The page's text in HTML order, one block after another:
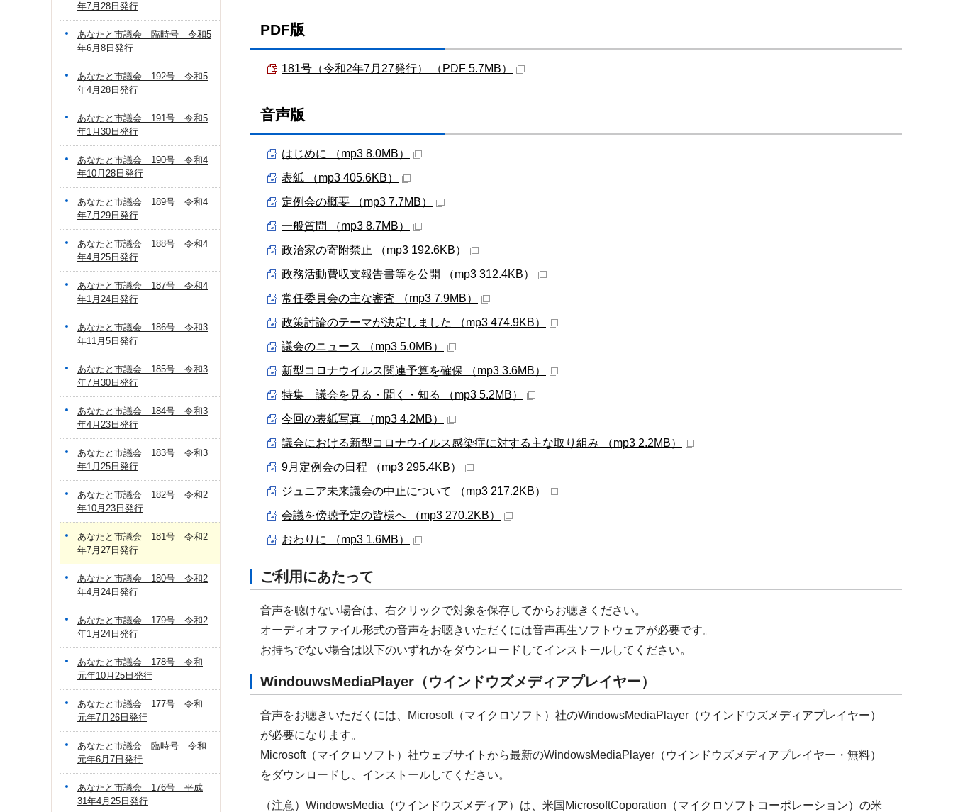
PDF版
181号（令和2年7月27発行） （PDF 5.7MB）
音声版
はじめに （mp3 8.0MB）
表紙 （mp3 405.6KB）
定例会の概要 （mp3 7.7MB）
一般質問 （mp3 8.7MB）
政治家の寄附禁止 （mp3 192.6KB）
政務活動費収支報告書等を公開 （mp3 312.4KB）
常任委員会の主な審査 （mp3 7.9MB）
政策討論のテーマが決定しました （mp3 474.9KB）
議会のニュース （mp3 5.0MB）
新型コロナウイルス関連予算を確保 （mp3 3.6MB）
特集 議会を見る・聞く・知る （mp3 5.2MB）
今回の表紙写真 （mp3 4.2MB）
議会における新型コロナウイルス感染症に対する主な取り組み （mp3 2.2MB）
9月定例会の日程 （mp3 295.4KB）
ジュニア未来議会の中止について （mp3 217.2KB）
会議を傍聴予定の皆様へ （mp3 270.2KB）
おわりに （mp3 1.6MB）
ご利用にあたって
音声を聴けない場合は、右クリックで対象を保存してからお聴きください。
オーディオファイル形式の音声をお聴きいただくには音声再生ソフトウェアが必要です。
お持ちでない場合は以下のいずれかをダウンロードしてインストールしてください。
WindouwsMediaPlayer（ウインドウズメディアプレイヤー）
音声をお聴きいただくには、Microsoft（マイクロソフト）社のWindowsMediaPlayer（ウインドウズメディアプレイヤー）
が必要になります。
Microsoft（マイクロソフト）社ウェブサイトから最新のWindowsMediaPlayer（ウインドウズメディアプレイヤー・無料）
をダウンロードし、インストールしてください。
（注意）WindowsMedia（ウインドウズメディア）は、米国MicrosoftCoporation（マイクロソフトコーポレーション）の米
年7月28日発行
あなたと市議会 臨時号 令和5
年6月8日発行
あなたと市議会 192号 令和5
年4月28日発行
あなたと市議会 191号 令和5
年1月30日発行
あなたと市議会 190号 令和4
年10月28日発行
あなたと市議会 189号 令和4
年7月29日発行
あなたと市議会 188号 令和4
年4月25日発行
あなたと市議会 187号 令和4
年1月24日発行
あなたと市議会 186号 令和3
年11月5日発行
あなたと市議会 185号 令和3
年7月30日発行
あなたと市議会 184号 令和3
年4月23日発行
あなたと市議会 183号 令和3
年1月25日発行
あなたと市議会 182号 令和2
年10月23日発行
あなたと市議会 181号 令和2
年7月27日発行
あなたと市議会 180号 令和2
年4月24日発行
あなたと市議会 179号 令和2
年1月24日発行
あなたと市議会 178号 令和
元年10月25日発行
あなたと市議会 177号 令和
元年7月26日発行
あなたと市議会 臨時号 令和
元年6月7日発行
あなたと市議会 176号 平成
31年4月25日発行